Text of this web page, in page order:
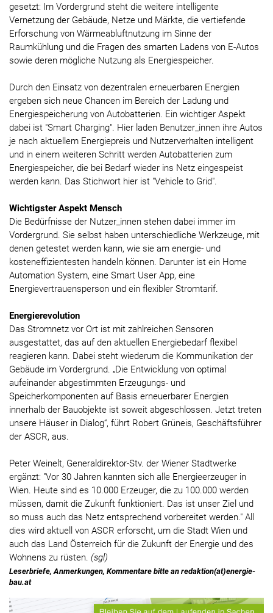
gesetzt: Im Vordergrund steht die weitere intelligente
Vernetzung der Gebäude, Netze und Märkte, die vertiefende
Erforschung von Wärmeabluftnutzung im Sinne der
Raumkühlung und die Fragen des smarten Ladens von E-Autos
sowie deren mögliche Nutzung als Energiespeicher.
Durch den Einsatz von dezentralen erneuerbaren Energien
ergeben sich neue Chancen im Bereich der Ladung und
Energiespeicherung von Autobatterien. Ein wichtiger Aspekt
dabei ist "Smart Charging". Hier laden Benutzer_innen ihre Autos
je nach aktuellem Energiepreis und Nutzerverhalten intelligent
und in einem weiteren Schritt werden Autobatterien zum
Energiespeicher, die bei Bedarf wieder ins Netz eingespeist
werden kann. Das Stichwort hier ist "Vehicle to Grid".
Wichtigster Aspekt Mensch
Die Bedürfnisse der Nutzer_innen stehen dabei immer im
Vordergrund. Sie selbst haben unterschiedliche Werkzeuge, mit
denen getestet werden kann, wie sie am energie- und
kosteneffizientesten handeln können. Darunter ist ein Home
Automation System, eine Smart User App, eine
Energievertrauensperson und ein flexibler Stromtarif.
Energierevolution
Das Stromnetz vor Ort ist mit zahlreichen Sensoren
ausgestattet, das auf den aktuellen Energiebedarf flexibel
reagieren kann. Dabei steht wiederum die Kommunikation der
Gebäude im Vordergrund. „Die Entwicklung von optimal
aufeinander abgestimmten Erzeugungs- und
Speicherkomponenten auf Basis erneuerbarer Energien
innerhalb der Bauobjekte ist soweit abgeschlossen. Jetzt treten
unsere Häuser in Dialog“, führt Robert Grüneis, Geschäftsführer
der ASCR, aus.
Peter Weinelt, Generaldirektor-Stv. der Wiener Stadtwerke
ergänzt: "Vor 30 Jahren kannten sich alle Energieerzeuger in
Wien. Heute sind es 10.000 Erzeuger, die zu 100.000 werden
müssen, damit die Zukunft funktioniert. Das ist unser Ziel und
so muss auch das Netz entsprechend vorbereitet werden." All
dies wird aktuell von ASCR erforscht, um die Stadt Wien und
auch das Land Österreich für die Zukunft der Energie und des
Wohnens zu rüsten. (sgl)
Leserbriefe, Anmerkungen, Kommentare bitte an redaktion(at)energie-
bau.at